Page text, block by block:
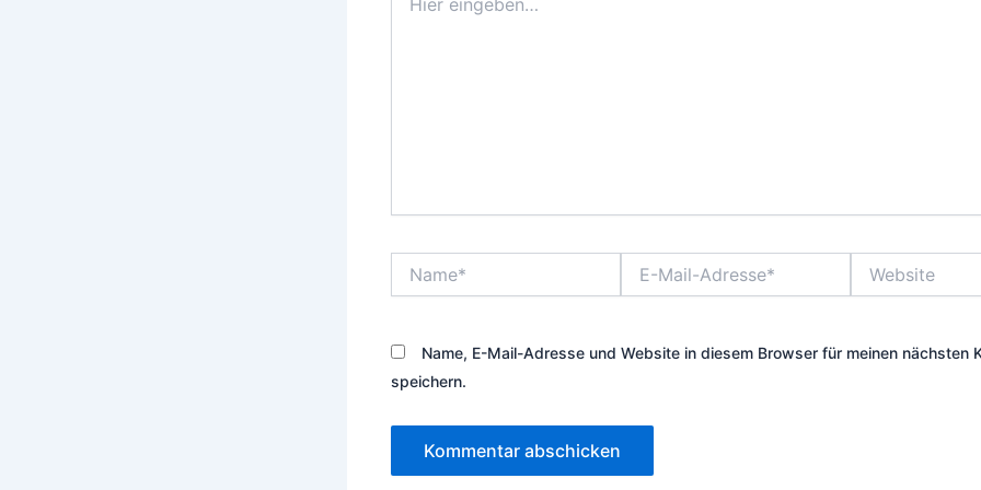
eingeben…
Mail-
Name, E-Mail-Adresse und Website in diesem Browser für meinen nächsten
speichern.